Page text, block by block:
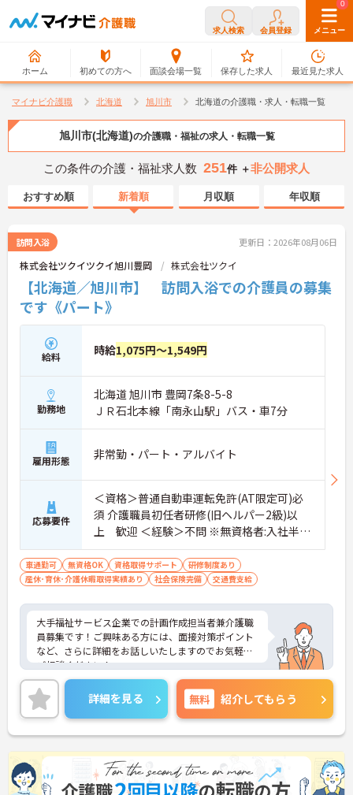
求人検索 会員登録 メニュー
ホーム 初めての方へ 面談会場一覧
0
保存した求人
0
最近見た求人
マイナビ介護職 北海道 旭川市 北海道の介護職・求人・転職一覧
旭川市(北海道)の介護職・福祉の求人・転職一覧
この条件の介護・福祉求人数 251件 ＋非公開求人
おすすめ順 新着順 月収順 年収順
訪問入浴 更新日：2026年08月06日
株式会社ツクイツクイ旭川豊岡 株式会社ツクイ
【北海道／旭川市】 訪問入浴での介護員の募集
です《パート》
給料 時給1,075円～1,549円
勤務地
北海道 旭川市 豊岡7条8-5-8
ＪＲ石北本線「南永山駅」バス・車7分
雇用形態 非常勤・パート・アルバイト
応募要件
＜資格＞普通自動車運転免許(AT限定可)必
須 介護職員初任者研修(旧ヘルパー2級)以
上 歓迎 ＜経験＞不問 ※無資格者:入社半年
以内に会社負担で認知症介護基礎研修受講
車通勤可 無資格OK 資格取得サポート
研修制度あり
産休･育休･介護休暇取得実績あり
社会保険完備 交通費支給
大手福祉サービス企業での計画作成担当者兼介護職
員募集です！ご興味ある方には、面接対策ポイント
など、さらに詳細をお話しいたしますのでお気軽に
ご相談ください！
詳細を見る 無料 紹介してもらう